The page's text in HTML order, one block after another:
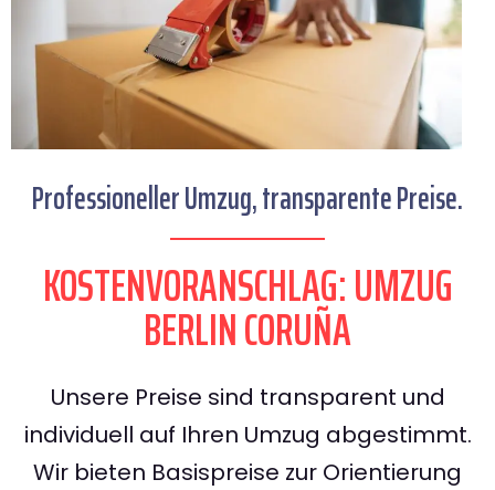
Professioneller Umzug, transparente Preise.
KOSTENVORANSCHLAG: UMZUG
BERLIN CORUÑA
Unsere Preise sind transparent und
individuell auf Ihren Umzug abgestimmt.
Wir bieten Basispreise zur Orientierung